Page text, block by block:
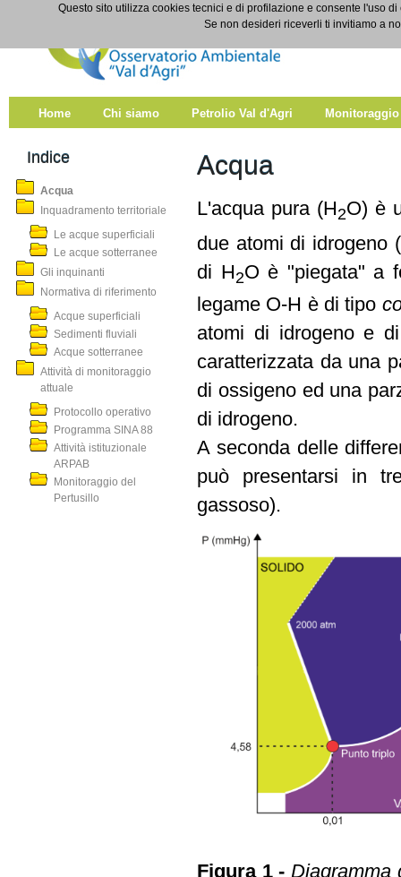
Salta al contenuto
Acqua
Home Chi siamo Petrolio Val d'Agri Monitoraggio
Indice
Acqua
Inquadramento territoriale
Le acque superficiali
Le acque sotterranee
Gli inquinanti
Normativa di riferimento
Acque superficiali
Sedimenti fluviali
Acque sotterranee
Attività di monitoraggio
attuale
Protocollo operativo
Programma SINA 88
Attività istituzionale
ARPAB
Monitoraggio del
Pertusillo
Acqua
L'acqua pura (H2O) è
due atomi di idrogeno
di H 2O è "piegata" a
legame O-H è di tipo
atomi di idrogeno e
caratterizzata da una
di ossigeno ed una
di idrogeno.
A seconda delle
può presentarsi in
gassoso).
Figura 1 - Diagramma
Questo sito utilizza cookies tecnici e di profilazione e consente l'uso
Se non desideri riceverli ti invitiamo a